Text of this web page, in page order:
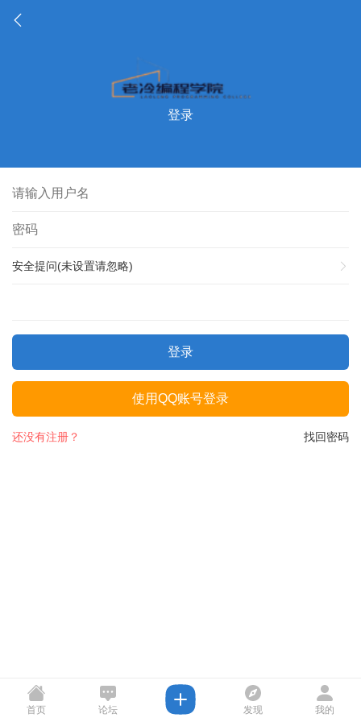
登录
安全提问(未设置请忽略)
登录
使用QQ账号登录
找回密码
还没有注册？
首页 论坛 发现 我的